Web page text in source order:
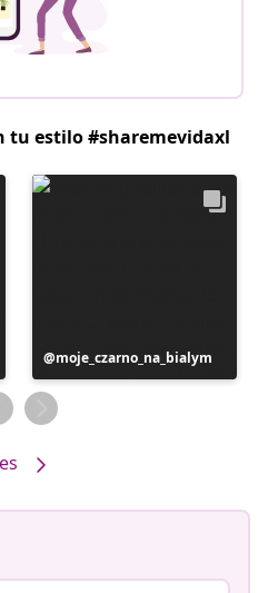
tu estilo #sharemevidaxl
Publicación
realizada
por
moje_czarno_na_bialym